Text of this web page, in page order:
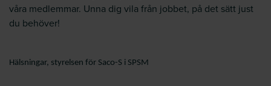
våra medlemmar. Unna dig vila från jobbet, på det sätt just
du behöver!
Hälsningar, styrelsen för Saco-S i SPSM